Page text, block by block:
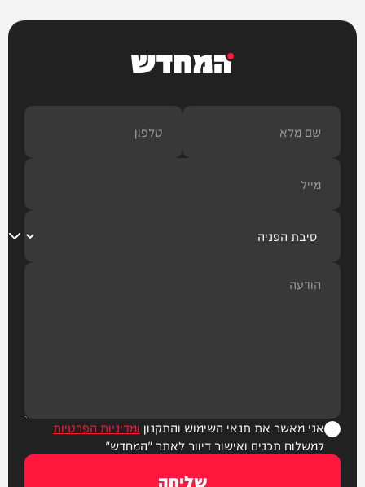
המחדש
אני מאשר את תנאי השימוש והתקנון ומדיניות הפרטיות
למשלוח תכנים ואישור דיוור לאתר "המחדש"
שליחה